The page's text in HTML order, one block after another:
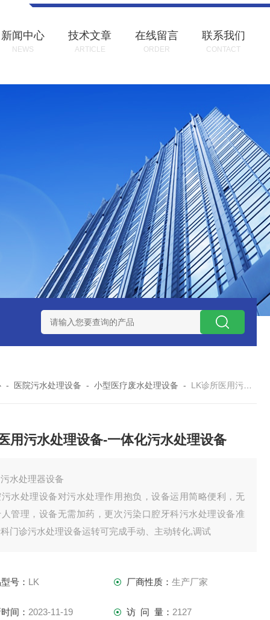
新闻中心
NEWS
技术文章
ARTICLE
在线留言
ORDER
联系我们
CONTACT
LK康复医院废水处理器设备 LK康复医院污水处理
- 医院污水处理设备 -小型医疗废水处理设备 - LK诊所医用污水处理设备-一体化污水处理设备
用污水处理设备-一体化污水处理设备
水处理器设备
水处理设备对污水处理作用抱负，设备运用简略便利，无
管理，设备无需加药，更次污染口腔牙科污水处理设备准
门诊污水处理设备运转可完成手动、主动转化,调试
号： LK 厂商性质： 生产厂家
间： 2023-11-19 访 问 量： 2127